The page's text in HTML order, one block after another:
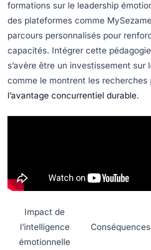
formations sur le leadership
des plateformes comme
parcours personnalisés pour
capacités. Intégrer cette
s’avère être un investissement sur
comme le montrent les recherches
l’avantage concurrentiel durable.
Impact de
l’intelligence
émotionnelle